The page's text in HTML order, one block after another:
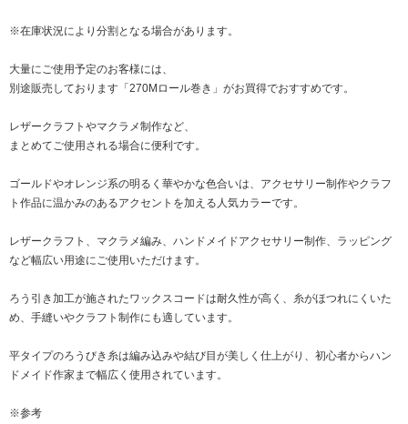
※在庫状況により分割となる場合があります。
大量にご使用予定のお客様には、
別途販売しております「270Mロール巻き」がお買得でおすすめです。
レザークラフトやマクラメ制作など、
まとめてご使用される場合に便利です。
ゴールドやオレンジ系の明るく華やかな色合いは、アクセサリー制作やクラフ
ト作品に温かみのあるアクセントを加える人気カラーです。
レザークラフト、マクラメ編み、ハンドメイドアクセサリー制作、ラッピング
など幅広い用途にご使用いただけます。
ろう引き加工が施されたワックスコードは耐久性が高く、糸がほつれにくいた
め、手縫いやクラフト制作にも適しています。
平タイプのろうびき糸は編み込みや結び目が美しく仕上がり、初心者からハン
ドメイド作家まで幅広く使用されています。
※参考